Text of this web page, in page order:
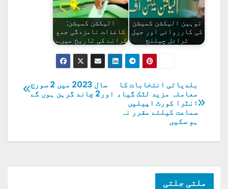
توہین الیکشن کمیشن
کی کارروائی اور جیل
ٹرائل چیلنج
الیکشن کمیشن:
کاغذات نامزدگی جمع
کرانے کی تاریخ میں…
پوسٹوں
کی
نیویگیشن
سال 2023 میں 2 سورج
اور2 چاند گرہن ہوں گے
بلدیاتی انتخابات کا
معاملہ مزید لٹک گیا،
انٹرا کورٹ اپیلیں
سماعت کیلئے مقرر نہ
ہو سکیں
ملتی جلتی